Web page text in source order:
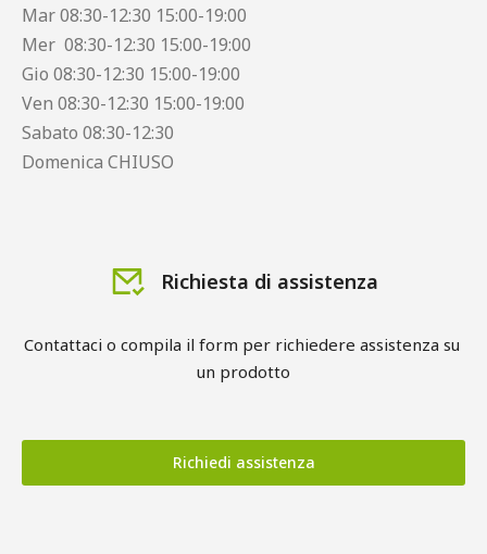
Mar 08:30-12:30 15:00-19:00
Mer 08:30-12:30 15:00-19:00
Gio 08:30-12:30 15:00-19:00
Ven 08:30-12:30 15:00-19:00
Sabato 08:30-12:30
Domenica CHIUSO
Richiesta di assistenza
Contattaci o compila il form per richiedere assistenza su
un prodotto
Richiedi assistenza